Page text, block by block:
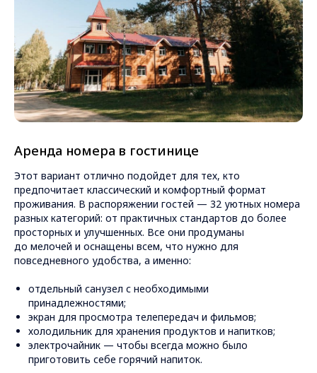
Аренда номера в гостинице
Этот вариант отлично подойдет для тех, кто
предпочитает классический и комфортный формат
проживания. В распоряжении гостей — 32 уютных номера
разных категорий: от практичных стандартов до более
просторных и улучшенных. Все они продуманы
до мелочей и оснащены всем, что нужно для
повседневного удобства, а именно:
отдельный санузел с необходимыми
принадлежностями;
экран для просмотра телепередач и фильмов;
холодильник для хранения продуктов и напитков;
электрочайник — чтобы всегда можно было
приготовить себе горячий напиток.